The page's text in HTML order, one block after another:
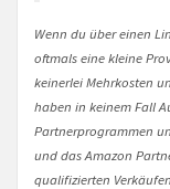
Wenn du über einen
oftmals eine kleine
keinerlei Mehrkosten
haben in keinem Fall
Partnerprogrammen
und das Amazon
qualifizierten Verkäufen.